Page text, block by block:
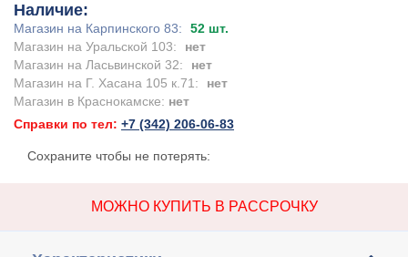
Наличие:
Магазин на Карпинского 83:
52 шт.
Магазин на Уральской 103:
нет
Магазин на Ласьвинской 32:
нет
Магазин на Г. Хасана 105 к.71:
нет
Магазин в Краснокамске: нет
Справки по тел: +7 (342) 206-06-83
Сохраните чтобы не потерять:
МОЖНО КУПИТЬ В РАССРОЧКУ